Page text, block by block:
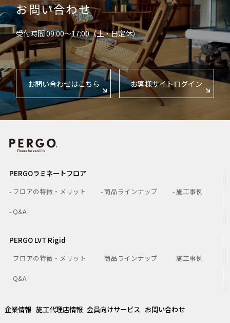
お問い合わせ
受付時間 09:00〜17:00（土・日定休）
お問い合わせはこちら お客様サイトログイン
PERGOラミネートフロア
- フロアの特徴・メリット - 商品ラインナップ - 施工事例
- Q&A
PERGO LVT Rigid
- フロアの特徴・メリット - 商品ラインナップ - 施工事例
- Q&A
企業情報 施工代理店情報 会員向けサービス お問い合わせ